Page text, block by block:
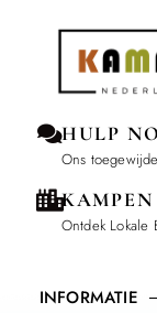
HULP
Ons
Ontdek Lokale
INFORMATIE